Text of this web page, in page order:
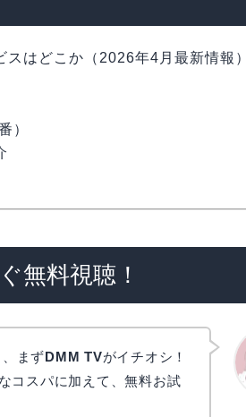
スはどこか（2026年4月最新情報）
）
無料視聴！
まずDMM TVがイチオシ！
コスパに加えて、無料お試